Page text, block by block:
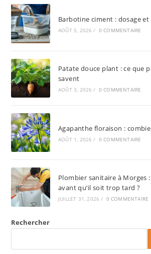
Barbotine ciment : dosage
AOÛT 5, 2026 / 0 COMMENTAIRE
Patate douce plant : ce que
savent
AOÛT 3, 2026 / 0 COMMENTAIRE
Agapanthe floraison :
AOÛT 1, 2026 / 0 COMMENTAIRE
Plombier sanitaire à Morges
avant qu’il soit trop tard ?
JUILLET 31, 2026 / 0 COMMENTAIRE
Rechercher